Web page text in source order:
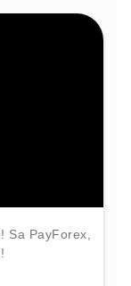
Sa PayForex,